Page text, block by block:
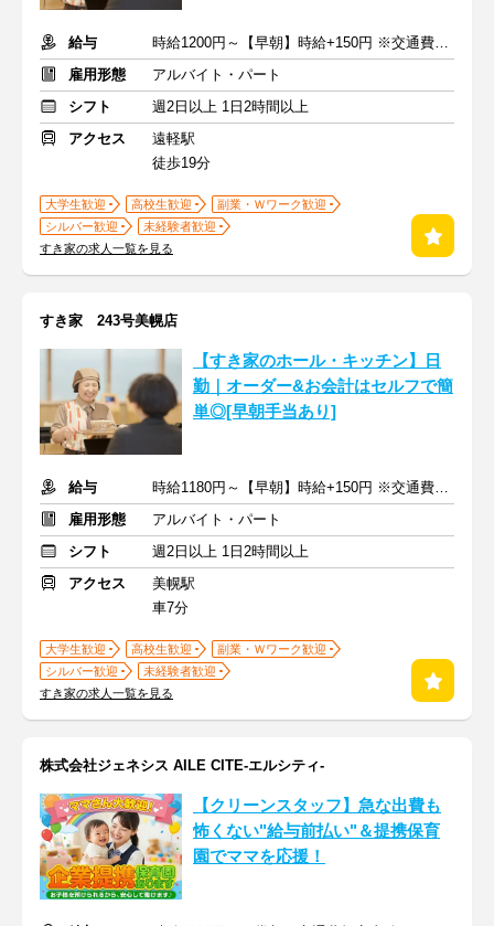
給与
時給1200円～【早朝】時給+150円 ※交通費支給
雇用形態
アルバイト・パート
シフト
週2日以上 1日2時間以上
アクセス
遠軽駅
徒歩19分
大学生歓迎 高校生歓迎
副業・Ｗワーク歓迎
シルバー歓迎
未経験者歓迎
すき家の求人一覧を見る
すき家 243号美幌店
【すき家のホール・キッチン】日
勤｜オーダー&お会計はセルフで簡
単◎[早朝手当あり]
給与
時給1180円～【早朝】時給+150円 ※交通費支給
雇用形態
アルバイト・パート
シフト
週2日以上 1日2時間以上
アクセス
美幌駅
車7分
大学生歓迎 高校生歓迎
副業・Ｗワーク歓迎
シルバー歓迎
未経験者歓迎
すき家の求人一覧を見る
株式会社ジェネシス AILE CITE-エルシティ-
【クリーンスタッフ】急な出費も
怖くない"給与前払い"＆提携保育
園でママを応援！